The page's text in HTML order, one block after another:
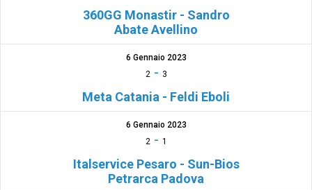
360GG Monastir - Sandro
Abate Avellino
6 Gennaio 2023
2- 3
Meta Catania - Feldi Eboli
6 Gennaio 2023
2- 1
Italservice Pesaro - Sun-Bios
Petrarca Padova